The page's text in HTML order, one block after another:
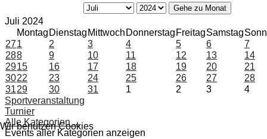
Gehe zu Monat
Juli 2024
Montag Dienstag Mittwoch Donnerstag FreitagSamstag
271 2 3 4 5 6
7
288 9 10 11 12 13
14
2915 16 17 18 19 20
21
3022 23 24 25 26 27
28
3129 30 31 1 2 3
4
Sportveranstaltung
Turnier
Alle Kategorien ...
Events aller Kategorien anzeigen
Wir benutzen Cookies